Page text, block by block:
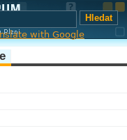
with Google